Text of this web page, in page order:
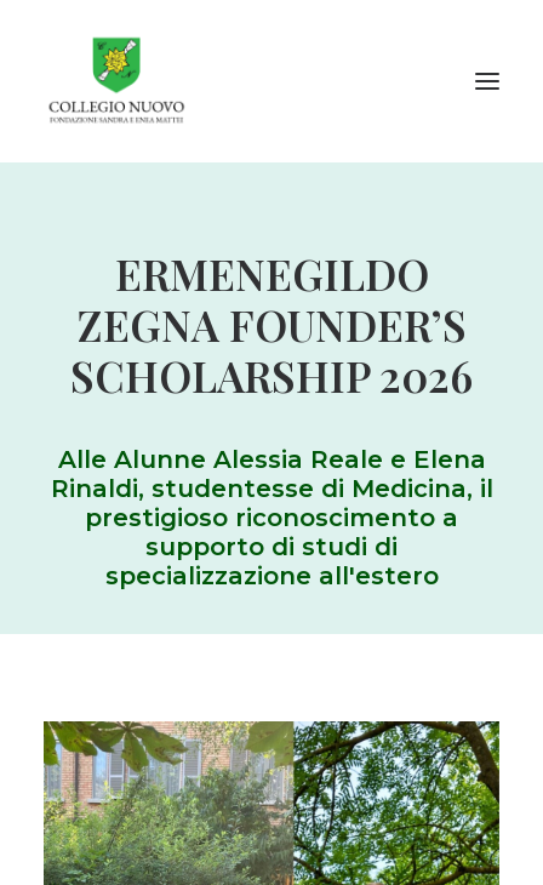
Collegio Nuovo
Internazionale e in rete
Cultura e Accademia
Cosa c’è di Nuovo
Entra al Nuovo
ERMENEGILDO
ZEGNA FOUNDER’S
SCHOLARSHIP 2026
Alle Alunne Alessia Reale e Elena
Rinaldi, studentesse di Medicina, il
prestigioso riconoscimento a
supporto di studi di
specializzazione all'estero